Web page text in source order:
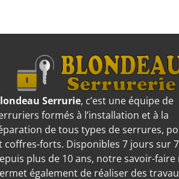
Serrurie, c’est une équipe de
formés à l’installation et à la
de tous types de serrures,
coffres-forts. Disponibles 7 jours sur 7
plus de 10 ans, notre savoir-faire
également de réaliser des